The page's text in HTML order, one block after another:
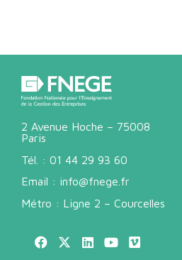
2 Avenue Hoche – 75008
Paris
Tél. : 01 44 29 93 60
Email : info@fnege.fr
Métro : Ligne 2 – Courcelles